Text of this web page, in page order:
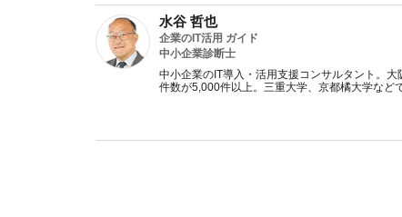
水谷 哲也
企業のIT活用 ガイド
中小企業診断士
中小企業のIT導入・活用支援コンサルタント。
件数が5,000件以上。三重大学、京都橘大学など